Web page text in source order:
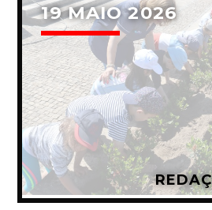
19 MAIO 2026